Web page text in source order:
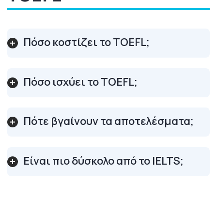
Πόσο κοστίζει το TOEFL;
Πόσο ισχύει το TOEFL;
Πότε βγαίνουν τα αποτελέσματα;
Είναι πιο δύσκολο από το IELTS;